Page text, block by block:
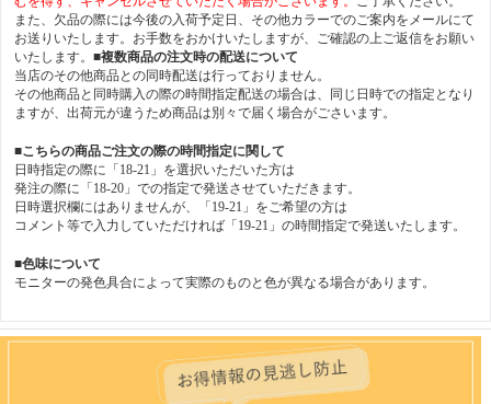
また、欠品の際には今後の入荷予定日、その他カラーでのご案内をメールにて
お送りいたします。お手数をおかけいたしますが、ご確認の上ご返信をお願い
いたします。 ■複数商品の注文時の配送について
当店のその他商品との同時配送は行っておりません。
その他商品と同時購入の際の時間指定配送の場合は、同じ日時での指定となり
ますが、出荷元が違うため商品は別々で届く場合がごさいます。
■こちらの商品ご注文の際の時間指定に関して
日時指定の際に「18-21」を選択いただいた方は
発注の際に「18-20」での指定で発送させていただきます。
日時選択欄にはありませんが、「19-21」をご希望の方は
コメント等で入力していただければ「19-21」の時間指定で発送いたします。
■色味について
モニターの発色具合によって実際のものと色が異なる場合があります。